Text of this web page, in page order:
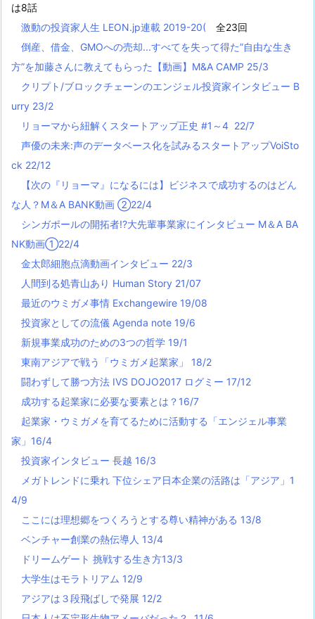
は8話
激動の投資家人生 LEON.jp連載 2019-20(
全23回
倒産、借金、GMOへの売却...すべてを失って得た”自由な生き
方”を加藤さんに教えてもらった【動画】M&A CAMP 25/3
クリプト/ブロックチェーンのエンジェル投資家インタビュー B
urry 23/2
リョーマから紐解くスタートアップ正史 #1～4 22/7
声優の未来:声のデータベース化を試みるスタートアップVoiSto
ck 22/12
【次の『リョーマ』になるには】ビジネスで成功するのはどん
な人？M＆A BANK動画 ②22/4
シンガポールの開拓者!?大先輩事業家にインタビュー M＆A BA
NK動画①22/4
金太郎細胞点滴動画インタビュー 22/3
人間到る処青山あり Human Story 21/07
最近のウミガメ事情 Exchangewire 19/08
投資家としての流儀 Agenda note 19/6
新規事業成功のための3つの哲学 19/1
東南アジアで戦う「ウミガメ起業家」 18/2
闘わずして勝つ方法 IVS DOJO2017 ログミー 17/12
成功する起業家に必要な要素とは？16/7
起業家・ウミガメを育てるために活動する「エンジェル事業
家」16/4
投資家インタビュー 長越 16/3
メガトレンドに乗れ 下位シェア日本企業の活路は「アジア」1
4/9
ここには理想郷をつくろうとする尊い精神がある 13/8
ベンチャー創業の熱伝導人 13/4
ドリームゲート 挑戦する生き方13/3
大学生はモラトリアム 12/9
アジアは３段飛ばしで発展 12/2